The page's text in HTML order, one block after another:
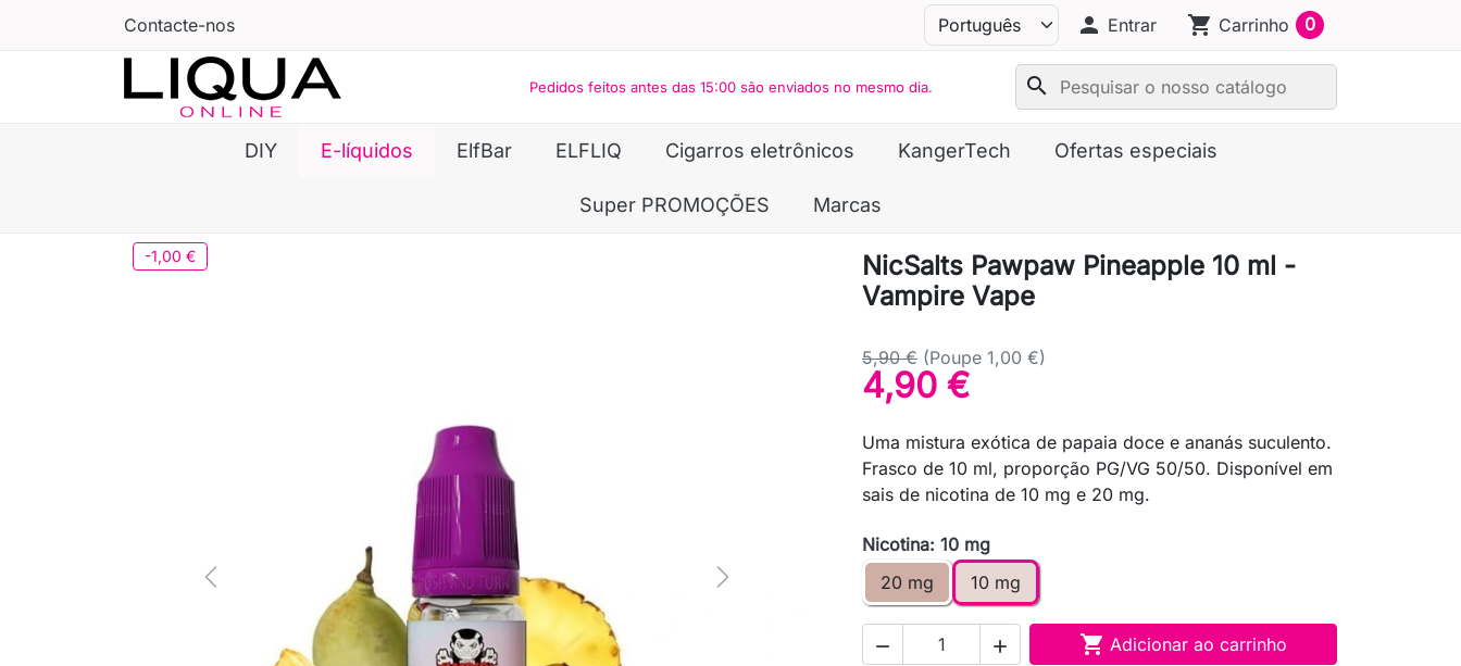
Contacte-nos person Entrar shopping_cart Carrinho 0
Pedidos feitos antes das 15:00 são enviados no mesmo dia. search
DIY E-líquidos ElfBar ELFLIQ Cigarros eletrônicos KangerTech Ofertas especiais
Super PROMOÇÕES Marcas
-1,00 €
Previous Next
NicSalts Pawpaw Pineapple 10 ml -
Vampire Vape
5,90 € (Poupe 1,00 €)
4,90 €
Uma mistura exótica de papaia doce e ananás suculento.
Frasco de 10 ml, proporção PG/VG 50/50. Disponível em
sais de nicotina de 10 mg e 20 mg.
Nicotina: 10 mg
20 mg
10 mg
   Adicionar ao carrinho